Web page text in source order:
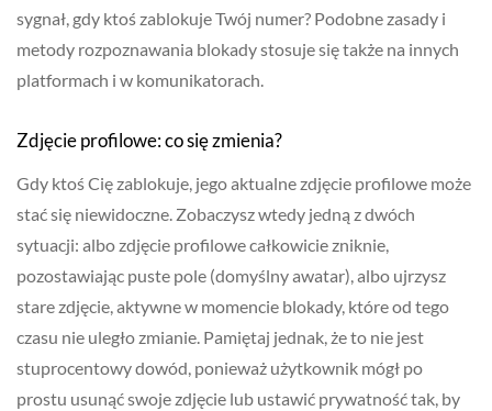
sygnał, gdy ktoś zablokuje Twój numer? Podobne zasady i
metody rozpoznawania blokady stosuje się także na innych
platformach i w komunikatorach.
Zdjęcie profilowe: co się zmienia?
Gdy ktoś Cię zablokuje, jego aktualne zdjęcie profilowe może
stać się niewidoczne. Zobaczysz wtedy jedną z dwóch
sytuacji: albo zdjęcie profilowe całkowicie zniknie,
pozostawiając puste pole (domyślny awatar), albo ujrzysz
stare zdjęcie, aktywne w momencie blokady, które od tego
czasu nie uległo zmianie. Pamiętaj jednak, że to nie jest
stuprocentowy dowód, ponieważ użytkownik mógł po
prostu usunąć swoje zdjęcie lub ustawić prywatność tak, by